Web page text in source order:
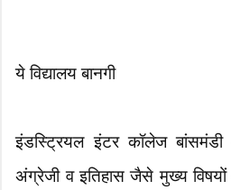
ये विद्यालय बानगी
इंडस्ट्रियल इंटर कॉलेज बांसमंडी
अंग्रेजी व इतिहास जैसे मुख्य विषयों